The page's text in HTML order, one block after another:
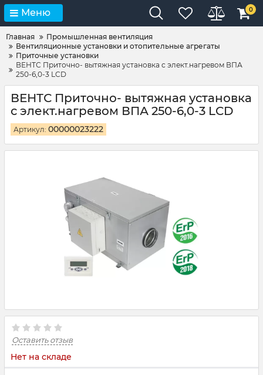
Меню 0
Главная
Промышленная вентиляция
Вентиляционные установки и отопительные агрегаты
Приточные установки
ВЕНТС Приточно- вытяжная установка с элект.нагревом ВПА
250-6,0-3 LCD
ВЕНТС Приточно- вытяжная установка
с элект.нагревом ВПА 250-6,0-3 LCD
Артикул: 00000023222
Оставить отзыв
Нет на складе